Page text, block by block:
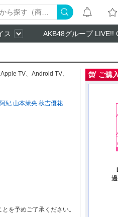
ス AKB48グループ LIVE!!
Apple TV、 Android TV、
紀 山本茉央 秋吉優花
を予めご了承ください。
ご購